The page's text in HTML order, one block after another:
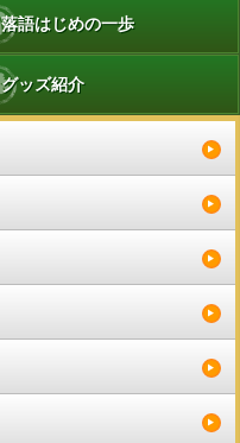
落語はじめの一歩
グッズ紹介